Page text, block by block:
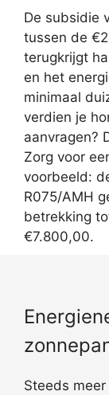
De subsidie
tussen de
terugkrijgt
en het
minimaal
verdien je
aanvragen?
Zorg voor
voorbeeld:
R075/AMH
betrekking
€7.800,00.
Steeds